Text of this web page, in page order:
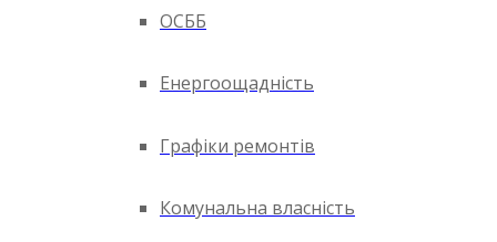
ОСББ
Енергоощадність
Графіки ремонтів
Комунальна власність